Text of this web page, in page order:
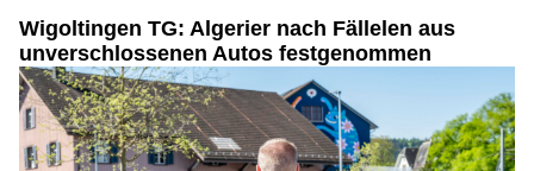
Wigoltingen TG: Algerier nach Fällelen aus
unverschlossenen Autos festgenommen